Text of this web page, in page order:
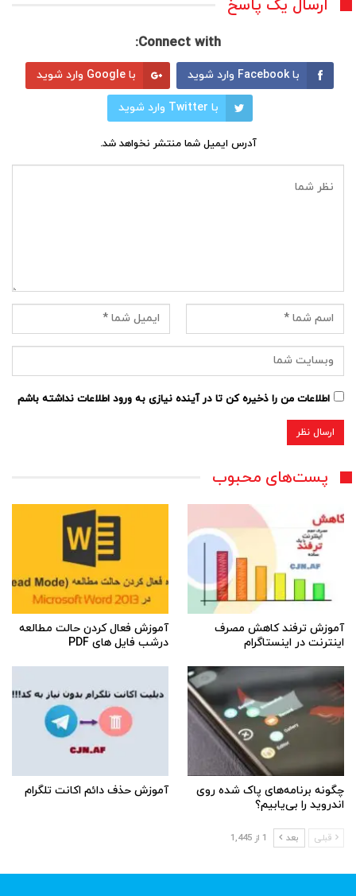
ارسال یک پاسخ
Connect with:
با Facebook وارد شوید با Google وارد شوید
با Twitter وارد شوید
آدرس ایمیل شما منتشر نخواهد شد.
اطلاعات من را ذخیره کن تا در آینده نیازی به ورود اطلاعات نداشته باشم
پست‌های محبوب
آموزش ترفند کاهش مصرف
اینترنت در اینستاگرام
آموزش فعال کردن حالت مطالعه
درشب فایل های PDF
چگونه برنامه‌های پاک شده روی
اندروید را بی‌یابیم؟
آموزش حذف دائم اکانت تلگرام
قبلی بعد 1 از 1,445